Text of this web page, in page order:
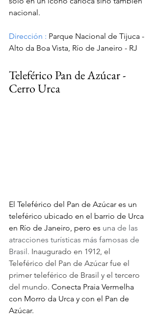
nacional.
Dirección : Parque Nacional de Tijuca -
Alto da Boa Vista, Río de Janeiro - RJ
Teleférico Pan de Azúcar -
Cerro Urca
El Teleférico del Pan de Azúcar es un
teleférico ubicado en el barrio de Urca
en Río de Janeiro, pero es una de las
atracciones turísticas más famosas de
Brasil. Inaugurado en 1912, el
Teleférico del Pan de Azúcar fue el
primer teleférico de Brasil y el tercero
del mundo. Conecta Praia Vermelha
con Morro da Urca y con el Pan de
Azúcar.